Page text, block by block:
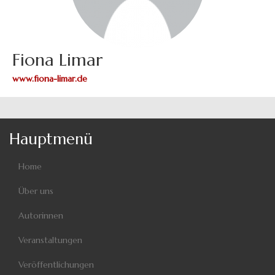
Fiona Limar
www.fiona-limar.de
Hauptmenü
Home
Über uns
Autorinnen
Veranstaltungen
Veröffentlichungen